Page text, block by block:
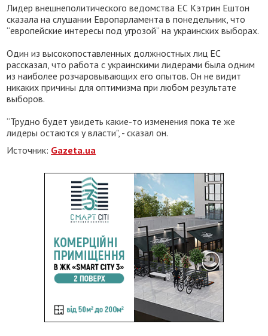
Лидер внешнеполитического ведомства ЕС Кэтрин Ештон
сказала на слушании Европарламента в понедельник, что
“европейские интересы под угрозой” на украинских выборах.
Один из высокопоставленных должностных лиц ЕС
рассказал, что работа с украинскими лидерами была одним
из наиболее розчаровывающих его опытов. Он не видит
никаких причины для оптимизма при любом результате
выборов.
“Трудно будет увидеть какие-то изменения пока те же
лидеры остаются у власти", - сказал он.
Источник: Gazeta.ua